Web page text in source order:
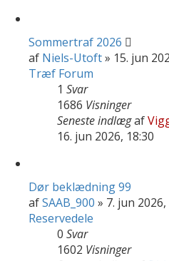
Sommertraf 2026
af Niels-Utoft» 15. jun
Træf Forum
1 Svar
1686 Visninger
Seneste indlægaf
16. jun 2026, 18:30
Dør beklædning 99
afSAAB_900 » 7. jun 2026,
Reservedele
0 Svar
1602 Visninger